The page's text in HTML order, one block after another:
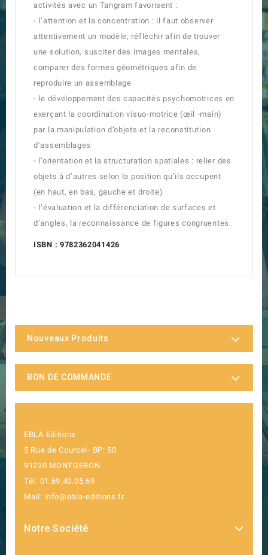
activités avec un Tangram favorisent :
- l’attention et la concentration : il faut observer
attentivement un modèle, réfléchir afin de trouver
une solution, susciter des images mentales,
comparer des formes géométriques afin de
reproduire un assemblage
- le développement des capacités psychomotrices en
exerçant la coordination visuo-motrice (œil -main)
par la manipulation d’objets et la reconstitution
d’assemblages
- l’orientation et la structuration spatiales : relier des
objets à d’autres selon la position qu’ils occupent
(en haut, en bas, gauche et droite)
- l’évaluation et la différenciation de surfaces et
d’angles, la reconnaissance de figures congruentes.
ISBN : 9782362041426
Nouveaux Produits
BON DE COMMANDE
EBLA Editions
5 Rue de Courcel- BP: 50
91230 MONTGERON
Tél: 01.69.40.05.69
Mail: info@ebla-editions.fr
Notre Société